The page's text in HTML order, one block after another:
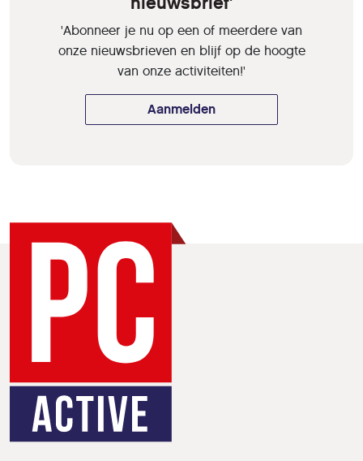
'Abonneer je nu op een of meerdere van
onze nieuwsbrieven en blijf op de hoogte
van onze activiteiten!'
Aanmelden